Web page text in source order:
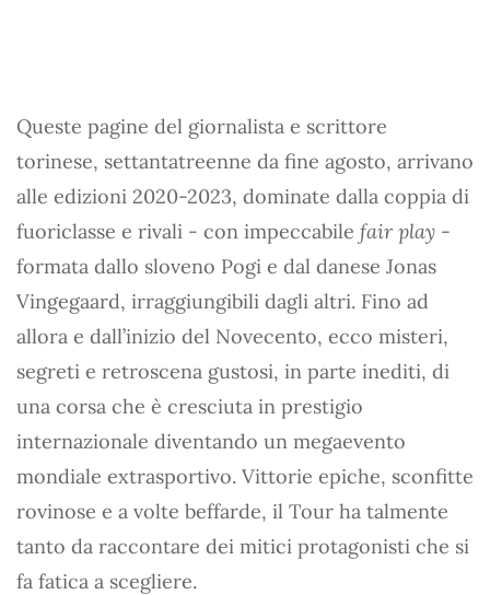
Queste pagine del giornalista e scrittore
torinese, settantatreenne da fine agosto, arrivano
alle edizioni 2020-2023, dominate dalla coppia di
fuoriclasse e rivali - con impeccabile fair play -
formata dallo sloveno Pogi e dal danese Jonas
Vingegaard, irraggiungibili dagli altri. Fino ad
allora e dall’inizio del Novecento, ecco misteri,
segreti e retroscena gustosi, in parte inediti, di
una corsa che è cresciuta in prestigio
internazionale diventando un megaevento
mondiale extrasportivo. Vittorie epiche, sconfitte
rovinose e a volte beffarde, il Tour ha talmente
tanto da raccontare dei mitici protagonisti che si
fa fatica a scegliere.